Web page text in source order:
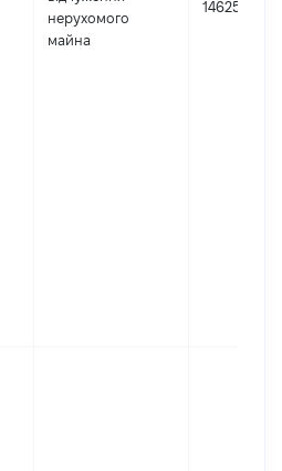
нерухомого
майна
146250